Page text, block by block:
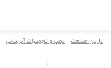
پارین صنعت پمپ و تجهیزات آبرسانی